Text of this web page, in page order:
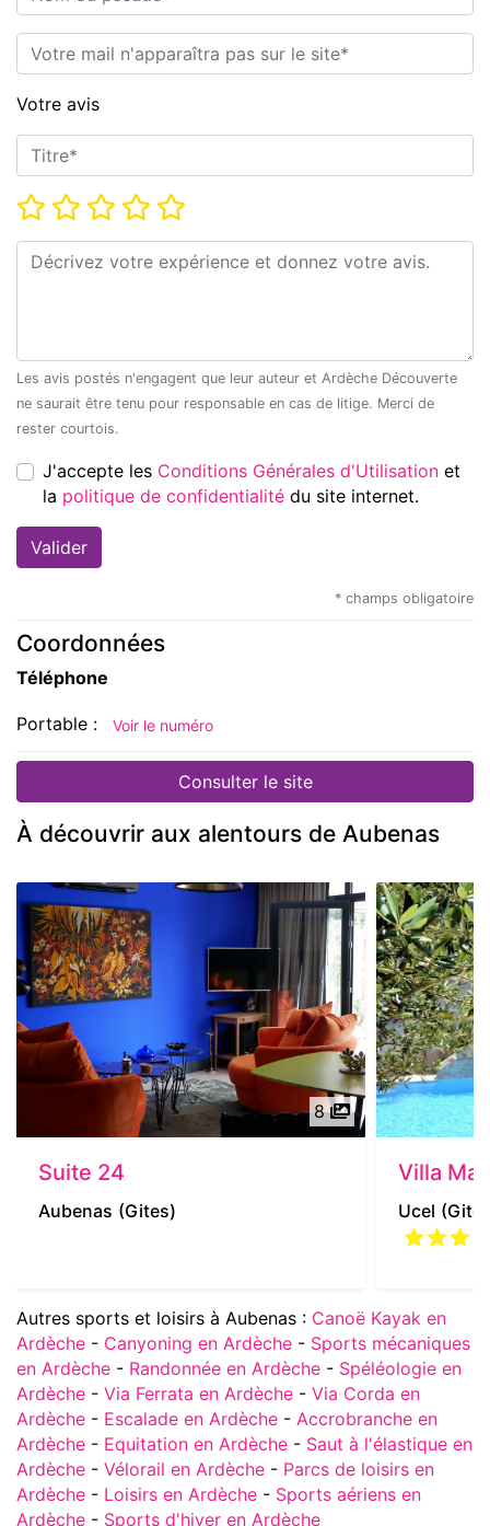
E-mail*
Votre avis
Titre*
Note*
Commentaire*
Les avis postés n'engagent que leur auteur et Ardèche Découverte
ne saurait être tenu pour responsable en cas de litige. Merci de
rester courtois.
J'accepte les Conditions Générales d'Utilisation et
la
politique de confidentialité du site internet.
* champs obligatoire
Coordonnées
Téléphone
Portable : Voir le numéro
Consulter le site
À découvrir aux alentours de Aubenas
8
Suite 24
Aubenas (Gites)
Villa
Ucel
Autres sports et loisirs à Aubenas : Canoë Kayak en
Ardèche - Canyoning en Ardèche - Sports mécaniques
en Ardèche - Randonnée en Ardèche - Spéléologie en
Ardèche - Via Ferrata en Ardèche - Via Corda en
Ardèche - Escalade en Ardèche - Accrobranche en
Ardèche - Equitation en Ardèche - Saut à l'élastique en
Ardèche - Vélorail en Ardèche - Parcs de loisirs en
Ardèche - Loisirs en Ardèche - Sports aériens en
Ardèche - Sports d'hiver en Ardèche